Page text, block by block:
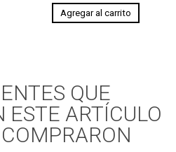
QUE
ESTE ARTÍCULO